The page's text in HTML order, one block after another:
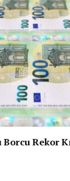
Borcu Rekor